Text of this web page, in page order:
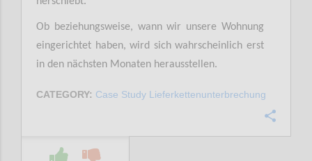
Ob beziehungsweise, wann wir unsere Wohnung
eingerichtet haben, wird sich wahrscheinlich erst
in den nächsten Monaten herausstellen.
CATEGORY: Case Study Lieferkettenunterbrechung